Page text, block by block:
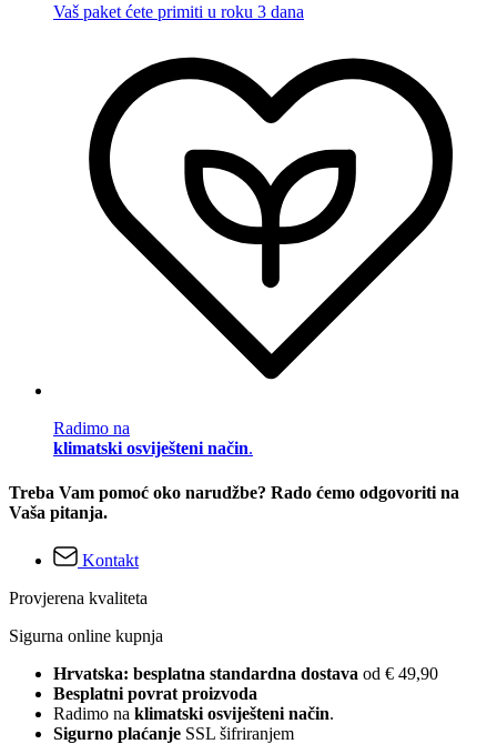
Vaš paket ćete primiti u roku 3 dana
Radimo na
klimatski osviješteni način.
Treba Vam pomoć oko narudžbe? Rado ćemo odgovoriti na
Vaša pitanja.
Kontakt
Provjerena kvaliteta
Sigurna online kupnja
Hrvatska: besplatna standardna dostava od € 49,90
Besplatni povrat proizvoda
Radimo na klimatski osviješteni način.
Sigurno plaćanje SSL šifriranjem